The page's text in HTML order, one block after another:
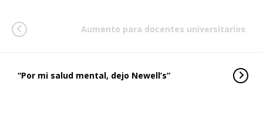
Aumento para docentes universitarios
“Por mi salud mental, dejo Newell’s”